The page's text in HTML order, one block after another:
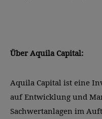
Über Aquila Capital:
Aquila Capital ist eine
auf Entwicklung und
Sachwertanlagen im